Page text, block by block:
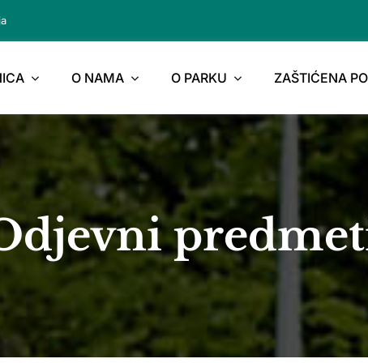
O NAMA O PARKU ZAŠTIĆENA